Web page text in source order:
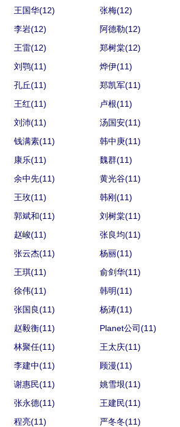
王国华(12)
张梅(12)
李岩(12)
阿德勒(12)
王雷(12)
郑树棠(12)
刘鹗(11)
烨伊(11)
孔丘(11)
郑凯军(11)
王红(11)
卢根(11)
刘沛(11)
汤国安(11)
钱满素(11)
韩中庚(11)
康乐(11)
魏群(11)
余中先(11)
黄光谷(11)
王玫(11)
韩刚(11)
郭斌和(11)
刘树棠(11)
赵峻(11)
张良均(11)
张云杰(11)
杨丽(11)
王琪(11)
俞剑华(11)
徐伟(11)
韩明(11)
张国良(11)
杨涛(11)
赵毅衡(11)
Planet公司(11)
林聚任(11)
王太庆(11)
李建中(11)
顾漫(11)
谢惠民(11)
姚雪垠(11)
张永德(11)
王建民(11)
程亮(11)
严冬冬(11)